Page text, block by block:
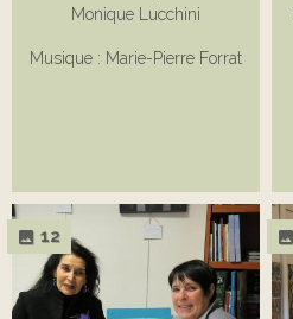
Monique Lucchini
Musique : Marie-Pierre Forrat
12